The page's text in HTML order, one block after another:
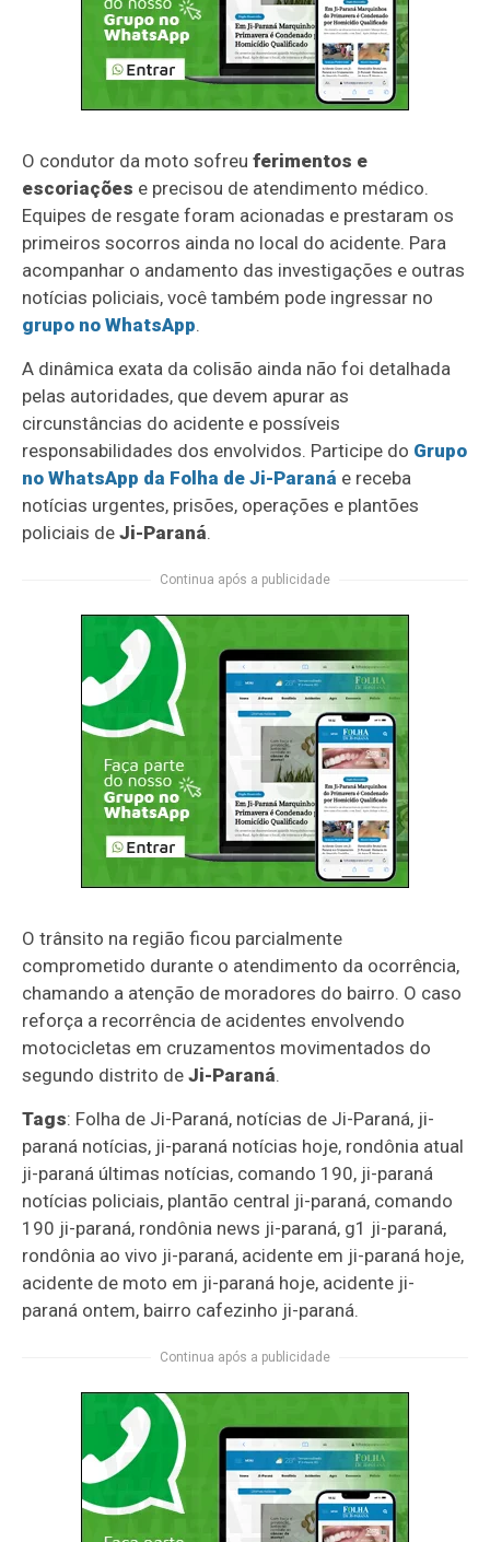
O condutor da moto sofreuferimentos e
escoriações e precisou de atendimento médico.
Equipes de resgate foram acionadas e prestaram os
primeiros socorros ainda no local do acidente. Para
acompanhar o andamento das investigações e outras
notícias policiais, você também pode ingressar no
grupo no WhatsApp.
A dinâmica exata da colisão ainda não foi detalhada
pelas autoridades, que devem apurar as
circunstâncias do acidente e possíveis
responsabilidades dos envolvidos. Participe do Grupo
no WhatsApp da Folha de Ji-Paraná e receba
notícias urgentes, prisões, operações e plantões
policiais deJi-Paraná.
Continua após a publicidade
O trânsito na região ficou parcialmente
comprometido durante o atendimento da ocorrência,
chamando a atenção de moradores do bairro. O caso
reforça a recorrência de acidentes envolvendo
motocicletas em cruzamentos movimentados do
segundo distrito deJi-Paraná.
Tags: Folha de Ji-Paraná, notícias de Ji-Paraná, ji-
paraná notícias, ji-paraná notícias hoje, rondônia atual
ji-paraná últimas notícias, comando 190, ji-paraná
notícias policiais, plantão central ji-paraná, comando
190 ji-paraná, rondônia news ji-paraná, g1 ji-paraná,
rondônia ao vivo ji-paraná, acidente em ji-paraná hoje,
acidente de moto em ji-paraná hoje, acidente ji-
paraná ontem, bairro cafezinho ji-paraná.
Continua após a publicidade